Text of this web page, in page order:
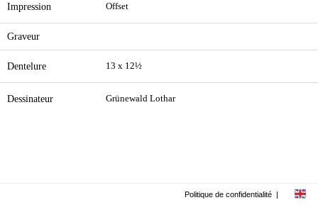
Impression Offset
Graveur
Dentelure 13 x 12½
Dessinateur Grünewald Lothar
Politique de confidentialité |